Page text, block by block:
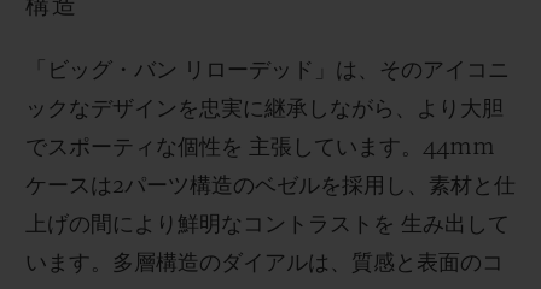
構造
「ビッグ・バン リローデッド」は、そのアイコニ
ックなデザインを忠実に継承しながら、より大胆
でスポーティな個性を 主張しています。44mm
ケースは2パーツ構造のベゼルを採用し、素材と仕
上げの間により鮮明なコントラストを 生み出して
います。多層構造のダイアルは、質感と表面のコ